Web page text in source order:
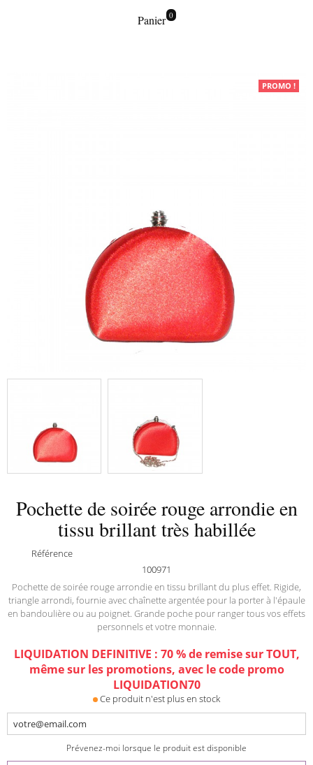
Panier 0
MaroquineriePROMO !
Pochette de soirée rouge arrondie en
tissu brillant très habillée
Référence
100971
Pochette de soirée rouge arrondie en tissu brillant du plus effet. Rigide,
triangle arrondi, fournie avec chaînette argentée pour la porter à l'épaule
en bandoulière ou au poignet. Grande poche pour ranger tous vos effets
personnels et votre monnaie.
LIQUIDATION DEFINITIVE : 70 % de remise sur TOUT,
même sur les promotions, avec le code promo
LIQUIDATION70
Ce produit n'est plus en stock
Prévenez-moi lorsque le produit est disponible